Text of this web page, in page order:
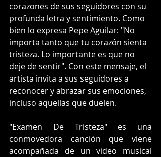
corazones de sus seguidores con su
profunda letra y sentimiento. Como
bien lo expresa Pepe Aguilar: "No
importa tanto que tu corazón sienta
tristeza. Lo importante es que no
deje de sentir". Con este mensaje, el
artista invita a sus seguidores a
reconocer y abrazar sus emociones,
incluso aquellas que duelen.
"Examen De Tristeza" es una
conmovedora canción que viene
acompañada de un video musical